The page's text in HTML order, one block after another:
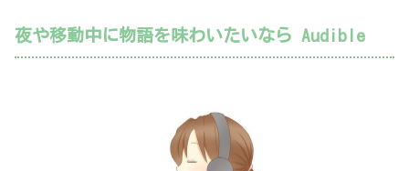
夜や移動中に物語を味わいたいなら Audible